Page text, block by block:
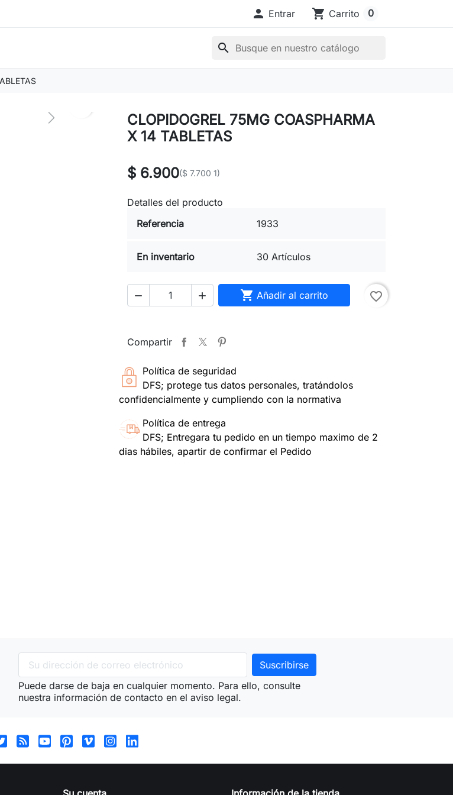
 Entrar shopping_cart Carrito 0
search
Next
CLOPIDOGREL 75MG COASPHARMA
X 14 TABLETAS
$ 6.900($ 7.700 1)
Detalles del producto
Referencia
1933
En inventario 30 Artículos
   Añadir al carrito favorite_border
Compartir
Política de seguridad
DFS; protege tus datos personales, tratándolos
confidencialmente y cumpliendo con la normativa
Política de entrega
DFS; Entregara tu pedido en un tiempo maximo de 2
dias hábiles, apartir de confirmar el Pedido
Puede darse de baja en cualquier momento. Para ello, consulte
nuestra información de contacto en el aviso legal.